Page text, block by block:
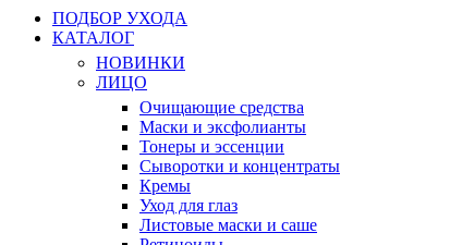
ПОДБОР УХОДА
КАТАЛОГ
НОВИНКИ
ЛИЦО
Очищающие средства
Маски и эксфолианты
Тонеры и эссенции
Сыворотки и концентраты
Кремы
Уход для глаз
Листовые маски и саше